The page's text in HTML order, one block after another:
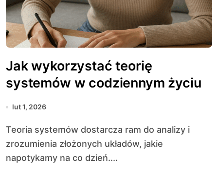
Jak wykorzystać teorię
systemów w codziennym życiu
lut 1, 2026
Teoria systemów dostarcza ram do analizy i
zrozumienia złożonych układów, jakie
napotykamy na co dzień....